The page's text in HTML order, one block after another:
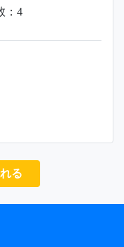
： 4
る